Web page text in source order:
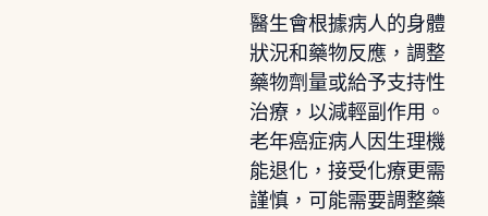
醫生會根據病人的身體
狀況和藥物反應，調整
藥物劑量或給予支持性
治療，以減輕副作用。
老年癌症病人因生理機
能退化，接受化療更需
謹慎，可能需要調整藥